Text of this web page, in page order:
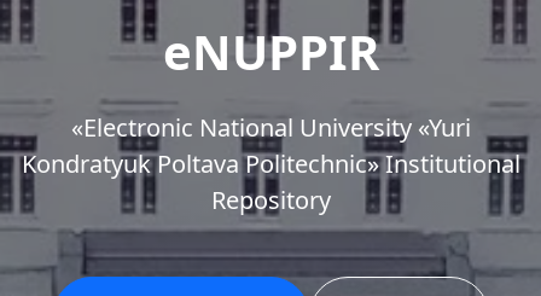
eNUPPIR
«Еlectronic National University «Yuri
Kondratyuk Poltava Politechnic» Institutional
Repository